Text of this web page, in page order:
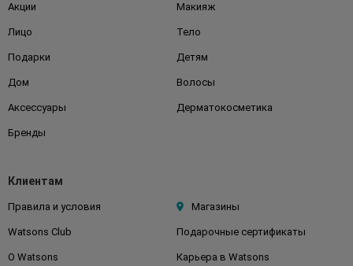
Акции Макияж
Лицо Тело
Подарки Детям
Дом Волосы
Аксессуары Дерматокосметика
Бренды
Клиентам
Правила и условия Магазины
Watsons Club Подарочные сертификаты
О Watsons Карьера в Watsons